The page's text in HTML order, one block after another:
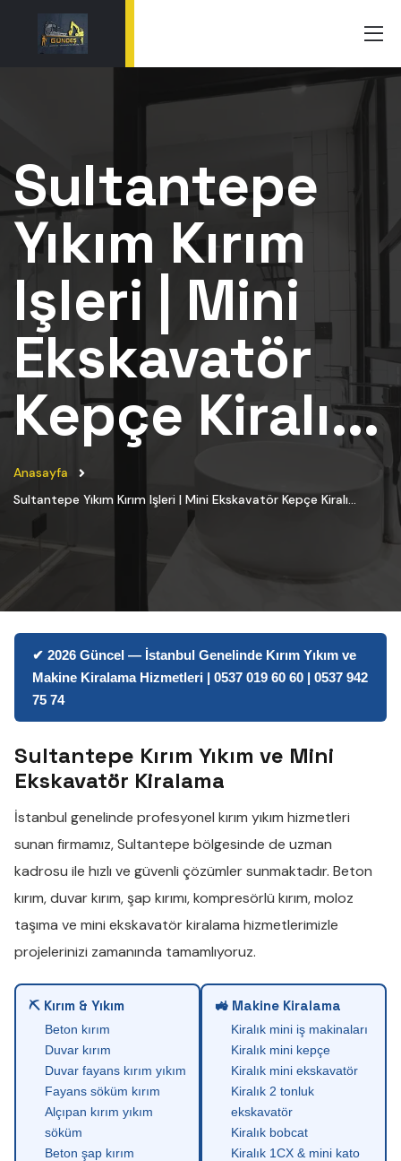
Sultantepe
Yıkım Kırım
Işleri | Mini
Ekskavatör
Kepçe Kiralı...
Anasayfa
Sultantepe Yıkım Kırım Işleri | Mini Ekskavatör Kepçe Kiralı...
✔ 2026 Güncel — İstanbul Genelinde Kırım Yıkım ve
Makine Kiralama Hizmetleri | 0537 019 60 60 | 0537 942
75 74
Sultantepe Kırım Yıkım ve Mini
Ekskavatör Kiralama
İstanbul genelinde profesyonel kırım yıkım hizmetleri
sunan firmamız,Sultantepe bölgesinde de uzman
kadrosu ile hızlı ve güvenli çözümler sunmaktadır. Beton
kırım,duvar kırım,şap kırımı,kompresörlü kırım,moloz
taşıma ve mini ekskavatör kiralama hizmetlerimizle
projelerinizi zamanında tamamlıyoruz.
⛏ Kırım & Yıkım
Beton kırım
Duvar kırım
Duvar fayans kırım yıkım
Fayans söküm kırım
Alçıpan kırım yıkım
söküm
Beton şap kırım
🚜 Makine Kiralama
Kiralık mini iş makinaları
Kiralık mini kepçe
Kiralık mini ekskavatör
Kiralık 2 tonluk
ekskavatör
Kiralık bobcat
Kiralık 1CX & mini kato